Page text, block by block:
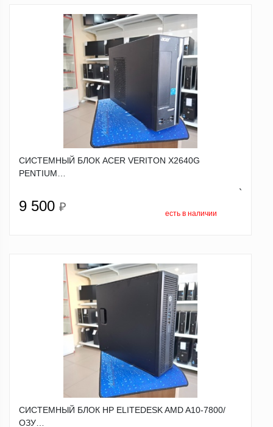
СИСТЕМНЫЙ БЛОК ACER VERITON X2640G
PENTIUM…
9 500 ₽
`
есть в наличии
СИСТЕМНЫЙ БЛОК HP ELITEDESK AMD A10-7800/
ОЗУ…